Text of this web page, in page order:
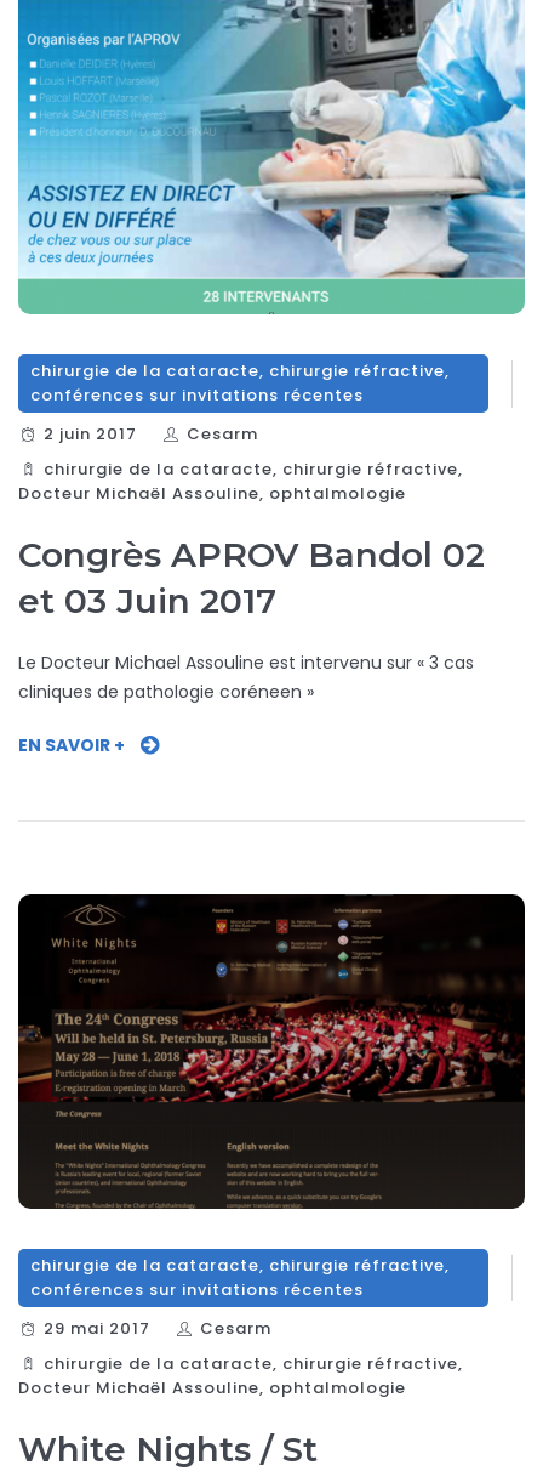
chirurgie de la cataracte, chirurgie réfractive,
conférences sur invitations récentes
2 juin 2017
Cesarm
chirurgie de la cataracte, chirurgie réfractive,
Docteur Michaël Assouline, ophtalmologie
Congrès APROV Bandol 02
et 03 Juin 2017
Le Docteur Michael Assouline est intervenu sur « 3 cas
cliniques de pathologie coréneen »
EN SAVOIR +
chirurgie de la cataracte, chirurgie réfractive,
conférences sur invitations récentes
29 mai 2017
Cesarm
chirurgie de la cataracte, chirurgie réfractive,
Docteur Michaël Assouline, ophtalmologie
White Nights / St